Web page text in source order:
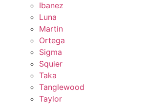
Ibanez
Luna
Martin
Ortega
Sigma
Squier
Taka
Tanglewood
Taylor